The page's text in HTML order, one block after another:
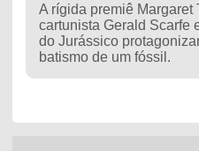
A rígida premiê Margaret
cartunista Gerald Scarfe
do Jurássico
batismo de um fóssil.